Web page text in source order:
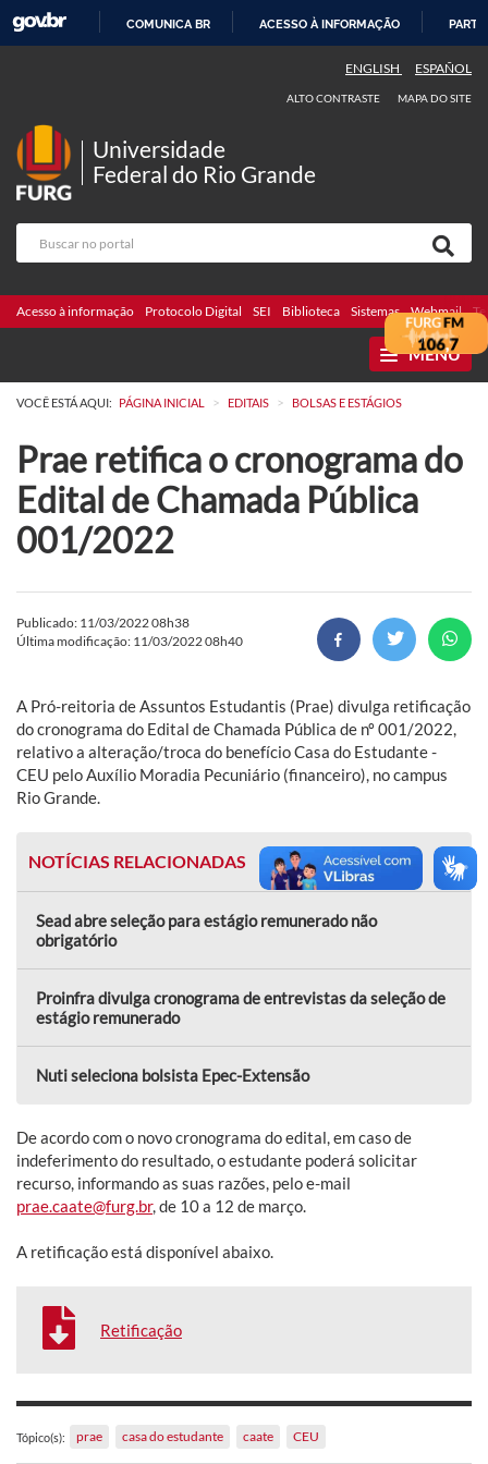
COMUNICA BR ACESSO À INFORMAÇÃO
ENGLISH ESPAÑOL
ALTO CONTRASTE MAPA DO SITE
Universidade
Federal do Rio Grande
Acesso à informação Protocolo Digital SEI Biblioteca Sistemas Webmail
MENU
VOCÊ ESTÁ AQUI: PÁGINA INICIAL > EDITAIS > BOLSAS E ESTÁGIOS
Prae retifica o cronograma do
Edital de Chamada Pública
001/2022
Publicado: 11/03/2022 08h38
Última modificação: 11/03/2022 08h40
A Pró-reitoria de Assuntos Estudantis (Prae) divulga retificação
do cronograma do Edital de Chamada Pública de nº 001/2022,
relativo a alteração/troca do benefício Casa do Estudante -
CEU pelo Auxílio Moradia Pecuniário (financeiro), no campus
Rio Grande.
NOTÍCIAS RELACIONADAS
Sead abre seleção para estágio remunerado não
obrigatório
Proinfra divulga cronograma de entrevistas da seleção de
estágio remunerado
Nuti seleciona bolsista Epec-Extensão
De acordo com o novo cronograma do edital, em caso de
indeferimento do resultado, o estudante poderá solicitar
recurso, informando as suas razões, pelo e-mail
prae.caate@furg.br, de 10 a 12 de março.
A retificação está disponível abaixo.
Retificação
Tópico(s): prae casa do estudante caate CEU